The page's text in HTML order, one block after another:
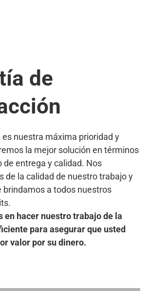
de
nuestra máxima prioridad y
la mejor solución en términos
de entrega y calidad. Nos
de la calidad de nuestro trabajo y
brindamos a todos nuestros
en hacer nuestro trabajo de la
para asegurar que usted
valor por su dinero.